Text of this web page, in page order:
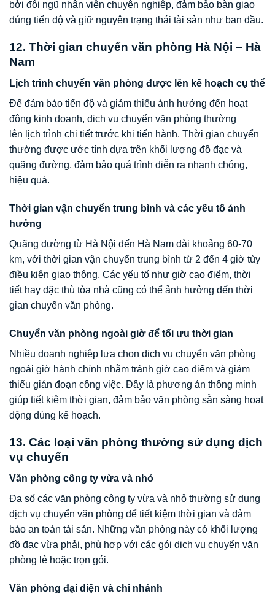
bởi đội ngũ nhân viên chuyên nghiệp, đảm bảo bàn giao
đúng tiến độ và giữ nguyên trạng thái tài sản như ban đầu.
12. Thời gian chuyển văn phòng Hà Nội – Hà
Nam
Lịch trình chuyển văn phòng được lên kế hoạch cụ thể
Để đảm bảo tiến độ và giảm thiểu ảnh hưởng đến hoạt
động kinh doanh, dịch vụ chuyển văn phòng thường
lên lịch trình chi tiết trước khi tiến hành. Thời gian chuyển
thường được ước tính dựa trên khối lượng đồ đạc và
quãng đường, đảm bảo quá trình diễn ra nhanh chóng,
hiệu quả.
Thời gian vận chuyển trung bình và các yếu tố ảnh
hưởng
Quãng đường từ Hà Nội đến Hà Nam dài khoảng 60-70
km, với thời gian vận chuyển trung bình từ 2 đến 4 giờ tùy
điều kiện giao thông. Các yếu tố như giờ cao điểm, thời
tiết hay đặc thù tòa nhà cũng có thể ảnh hưởng đến thời
gian chuyển văn phòng.
Chuyển văn phòng ngoài giờ để tối ưu thời gian
Nhiều doanh nghiệp lựa chọn dịch vụ chuyển văn phòng
ngoài giờ hành chính nhằm tránh giờ cao điểm và giảm
thiểu gián đoạn công việc. Đây là phương án thông minh
giúp tiết kiệm thời gian, đảm bảo văn phòng sẵn sàng hoạt
động đúng kế hoạch.
13. Các loại văn phòng thường sử dụng dịch
vụ chuyển
Văn phòng công ty vừa và nhỏ
Đa số các văn phòng công ty vừa và nhỏ thường sử dụng
dịch vụ chuyển văn phòng để tiết kiệm thời gian và đảm
bảo an toàn tài sản. Những văn phòng này có khối lượng
đồ đạc vừa phải, phù hợp với các gói dịch vụ chuyển văn
phòng lẻ hoặc trọn gói.
Văn phòng đại diện và chi nhánh